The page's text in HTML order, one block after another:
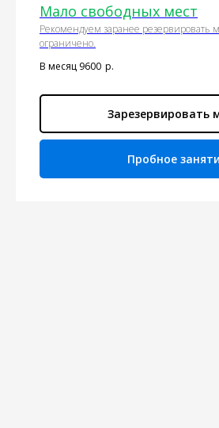
Мало свободных мест
Рекомендуем заранее резервировать
ограничено.
В месяц 9600 р.
Зарезервировать
Пробное